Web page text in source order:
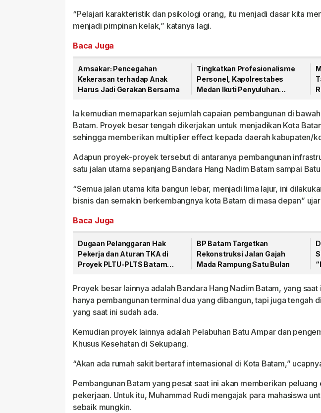
“Pelajari karakteristik dan psikologi orang, itu menjadi dasar kita
menjadi pimpinan kelak,” katanya lagi.
Baca Juga
Amsakar: Pencegahan
Kekerasan terhadap Anak
Harus Jadi Gerakan Bersama
Tingkatkan Profesionalisme
Personel, Kapolrestabes
Medan Ikuti Penyuluhan
Ia kemudian memaparkan sejumlah capaian pembangunan di
Batam. Proyek besar tengah dikerjakan untuk menjadikan Kota
sehingga memberikan multiplier effect kepada daerah kabupaten/
Adapun proyek-proyek tersebut di antaranya pembangunan
satu jalan utama sepanjang Bandara Hang Nadim Batam sampai
“Semua jalan utama kita bangun lebar, menjadi lima lajur, ini
bisnis dan semakin berkembangnya kota Batam di masa depan”
Baca Juga
Dugaan Pelanggaran Hak
Pekerja dan Aturan TKA di
Proyek PLTU-PLTS Batam
BP Batam Targetkan
Rekonstruksi Jalan Gajah
Mada Rampung Satu Bulan
Proyek besar lainnya adalah Bandara Hang Nadim Batam, yang
hanya pembangunan terminal dua yang dibangun, tapi juga tengah
yang saat ini sudah ada.
Kemudian proyek lainnya adalah Pelabuhan Batu Ampar dan
Khusus Kesehatan di Sekupang.
“Akan ada rumah sakit bertaraf internasional di Kota Batam,”
Pembangunan Batam yang pesat saat ini akan memberikan
pekerjaan. Untuk itu, Muhammad Rudi mengajak para mahasiswa
sebaik mungkin.